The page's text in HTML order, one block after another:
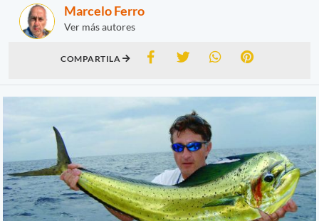
Marcelo Ferro
Ver más autores
COMPARTILA